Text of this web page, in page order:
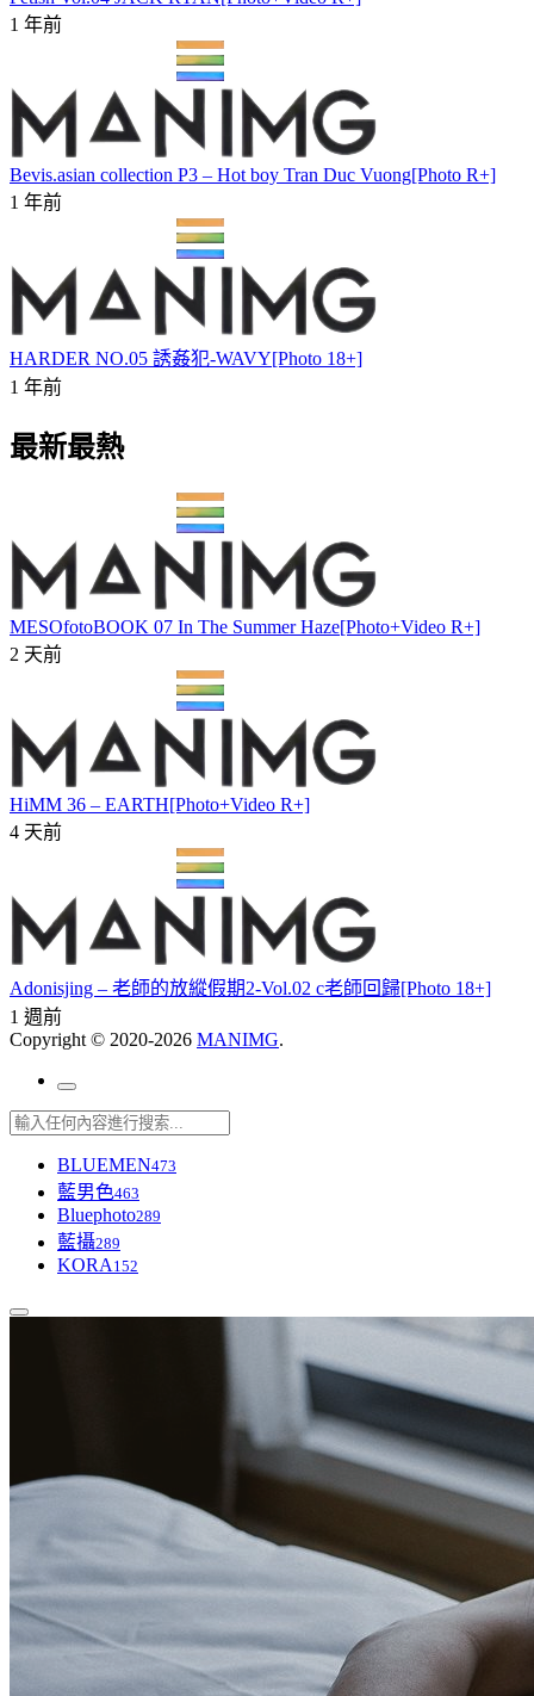
1 年前
Bevis.asian collection P3 – Hot boy Tran Duc Vuong[Photo R+]
1 年前
HARDER NO.05 誘姦犯-WAVY[Photo 18+]
1 年前
最新最熱
MESOfotoBOOK 07 In The Summer Haze[Photo+Video R+]
2 天前
HiMM 36 – EARTH[Photo+Video R+]
4 天前
Adonisjing – 老師的放縱假期2-Vol.02 c老師回歸[Photo 18+]
1 週前
Copyright © 2020-2026 MANIMG.
BLUEMEN473
藍男色463
Bluephoto289
藍攝289
KORA 152